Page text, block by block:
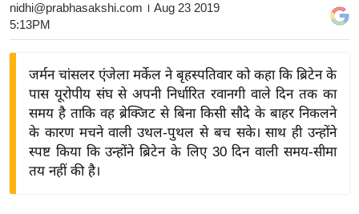
बि
ज़
द्यो
nidhi@prabhasakshi.com । Aug 23 2019
5:13PM
जर्मन चांसलर एंजेला मर्केल ने बृहस्पतिवार को कहा कि ब्रिटेन के
पास यूरोपीय संघ से अपनी निर्धारित रवानगी वाले दिन तक का
समय है ताकि वह ब्रेक्जिट से बिना किसी सौदे के बाहर निकलने
के कारण मचने वाली उथल-पुथल से बच सके। साथ ही उन्होंने
स्पष्ट किया कि उन्होंने ब्रिटेन के लिए 30 दिन वाली समय-सीमा
तय नहीं की है।